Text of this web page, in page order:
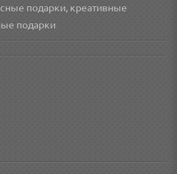
подарки, креативные
подарки